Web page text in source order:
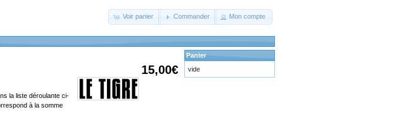
Voir panier Commander Mon compte
15,00€
la liste déroulante ci-
à la somme
Panier
vide